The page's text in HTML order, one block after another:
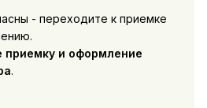
- переходите к приемке
приемку и оформление
.